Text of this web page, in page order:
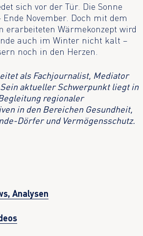
sich vor der Tür. Die Sonne
November. Doch mit dem
erarbeiteten Wärmekonzept wird
auch im Winter nicht kalt –
noch in den Herzen.
als Fachjournalist, Mediator
aktueller Schwerpunkt liegt in
regionaler
in den Bereichen Gesundheit,
Dörfer und Vermögensschutz.
Analysen